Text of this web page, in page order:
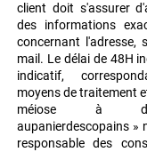
client doit s'assurer
des informations
concernant l'adresse,
mail. Le délai de 48H
indicatif,
moyens de traitement
méiose à
aupanierdescopains »
responsable des